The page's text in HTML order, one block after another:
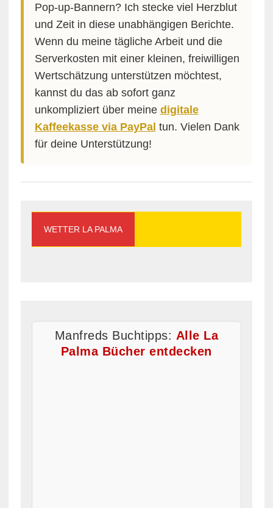
Pop-up-Bannern? Ich stecke viel Herzblut
und Zeit in diese unabhängigen Berichte.
Wenn du meine tägliche Arbeit und die
Serverkosten mit einer kleinen, freiwilligen
Wertschätzung unterstützen möchtest,
kannst du das ab sofort ganz
unkompliziert über meine digitale
Kaffeekasse via PayPal tun. Vielen Dank
für deine Unterstützung!
WETTER LA PALMA
Manfreds Buchtipps: Alle La
Palma Bücher entdecken